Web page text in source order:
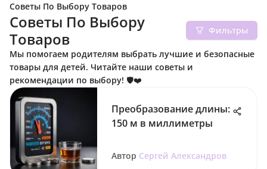
Советы По Выбору Товаров
Советы По Выбору
Товаров
Фильтры
Мы помогаем родителям выбрать лучшие и безопасные
товары для детей. Читайте наши советы и
рекомендации по выбору! 🛡️❤️
Преобразование длины:
150 м в миллиметры
Автор Сергей Александров